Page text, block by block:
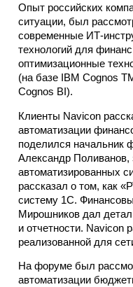
Опыт российских
ситуации, был
современные ИТ-
технологий для
оптимизационные
(на базе IBM Cognos
Cognos BI).
Клиенты Navicon
автоматизации
поделился начальник
Александр Поливанов,
автоматизированных
рассказал о том, как
систему 1С.
Мирошников дал
и отчетности. Navicon
реализованной для
На форуме был
автоматизации